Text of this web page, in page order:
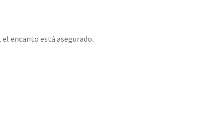
encanto está asegurado.